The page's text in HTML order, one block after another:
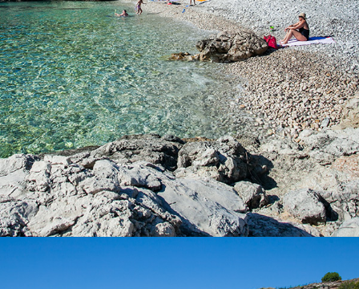
uns mit Vertrauen und mieten Sie ein Boot oder buchen Sie ein
Taxi-Boot.